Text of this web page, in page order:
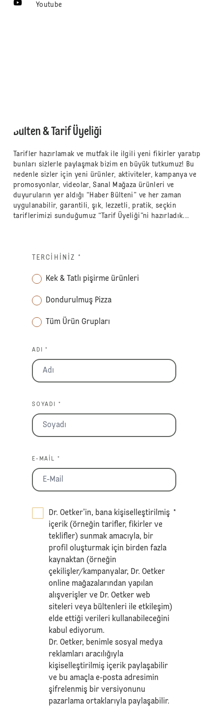
Youtube
Bülten & Tarif Üyeliği
Tarifler hazırlamak ve mutfak ile ilgili yeni fikirler yaratıp
bunları sizlerle paylaşmak bizim en büyük tutkumuz! Bu
nedenle sizler için yeni ürünler, aktiviteler, kampanya ve
promosyonlar, videolar, Sanal Mağaza ürünleri ve
duyuruların yer aldığı “Haber Bülteni” ve her zaman
uygulanabilir, garantili, şık, lezzetli, pratik, seçkin
tariflerimizi sunduğumuz “Tarif Üyeliği”ni hazırladık...
TERCIHINIZ *
Kek & Tatlı pişirme ürünleri
Dondurulmuş Pizza
Tüm Ürün Grupları
ADI *
SOYADI *
E-MAIL *
Dr. Oetker’in, bana kişiselleştirilmiş
içerik (örneğin tarifler, fikirler ve
teklifler) sunmak amacıyla, bir
profil oluşturmak için birden fazla
kaynaktan (örneğin
çekilişler/kampanyalar, Dr. Oetker
online mağazalarından yapılan
alışverişler ve Dr. Oetker web
siteleri veya bültenleri ile etkileşim)
elde ettiği verileri kullanabileceğini
kabul ediyorum.
Dr. Oetker, benimle sosyal medya
reklamları aracılığıyla
kişiselleştirilmiş içerik paylaşabilir
ve bu amaçla e-posta adresimin
şifrelenmiş bir versiyonunu
pazarlama ortaklarıyla paylaşabilir.
*